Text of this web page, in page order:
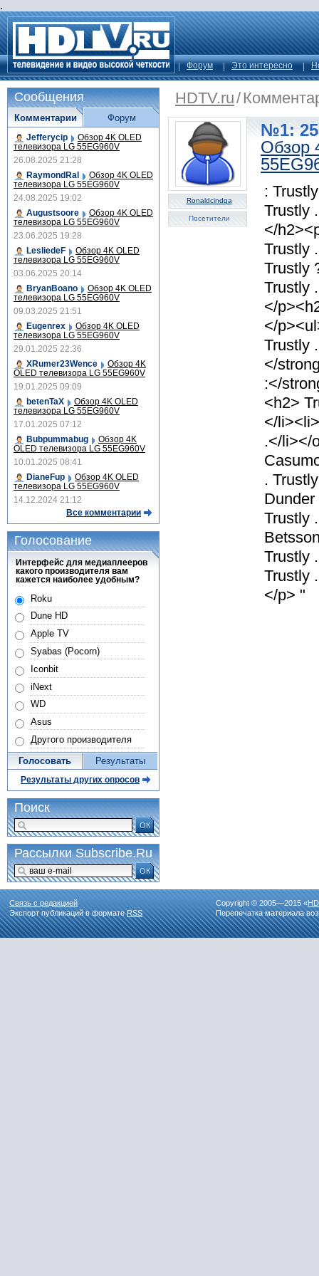
.
Форум Это интересно
HDTV.ru/
Ronaldcindqa
Посетители
№1: 25
Обзор
:
Trustly
</
Trustly
Trustly
Trustly
</
</
Trustly
</
:</
<h2>
</
.</li></
.
Trustly
Trustly
Trustly
</p> "
Сообщения
Комментарии
Jefferycip Обзор 4K OLED
телевизора LG 55EG960V
26.08.2025 21:28
RaymondRal
Обзор 4K OLED
телевизора LG 55EG960V
24.08.2025 19:02
Augustsoore
Обзор 4K OLED
телевизора LG 55EG960V
23.06.2025 19:28
LesliedeF
Обзор 4K OLED
телевизора LG 55EG960V
03.06.2025 20:14
BryanBoano
Обзор 4K OLED
телевизора LG 55EG960V
09.03.2025 21:51
Eugenrex
Обзор 4K OLED
телевизора LG 55EG960V
29.01.2025 22:36
XRumer23Wence
Обзор 4K
OLED телевизора LG 55EG960V
19.01.2025 09:09
betenTaX
Обзор 4K OLED
телевизора LG 55EG960V
17.01.2025 07:12
Bubpummabug
Обзор 4K
OLED телевизора LG 55EG960V
10.01.2025 08:41
DianeFup
Обзор 4K OLED
телевизора LG 55EG960V
14.12.2024 21:12
Все комментарии
Форум
Голосование
Интерфейс для медиаплееров
какого производителя вам
кажется наиболее удобным?
Roku
Dune HD
Apple TV
Syabas (Pocorn)
Iconbit
iNext
WD
Asus
Другого производителя
Голосовать Результаты
Результаты других опросов
Поиск
ОК
Рассылки Subscribe.Ru
ОК
Связь с редакцией
Экспорт публикаций в форматеRSS
Copyright © 2005—2015 «
Перепечатка материала